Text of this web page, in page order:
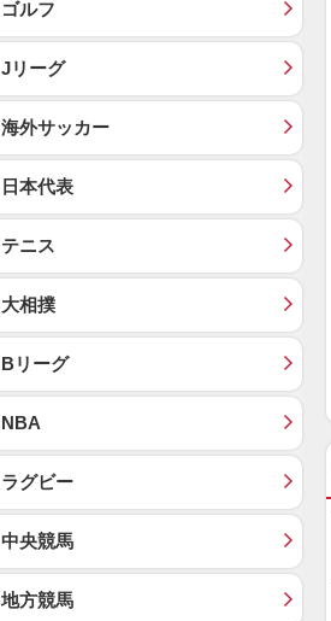
ゴルフ
Jリーグ
海外サッカー
日本代表
テニス
大相撲
Bリーグ
NBA
ラグビー
中央競馬
地方競馬